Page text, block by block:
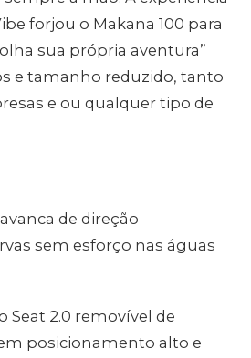
forjou o Makana 100 para
sua própria aventura”
e tamanho reduzido, tanto
e ou qualquer tipo de
de direção
sem esforço nas águas
Seat 2.0 removível de
posicionamento alto e